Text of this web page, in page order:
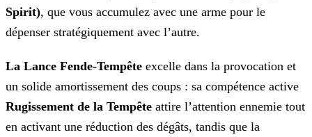
Spirit), que vous accumulez avec une arme pour le
dépenser stratégiquement avec l’autre.
La Lance Fende-Tempête excelle dans la provocation et
un solide amortissement des coups : sa compétence active
Rugissement de la Tempête attire l’attention ennemie tout
en activant une réduction des dégâts, tandis que la